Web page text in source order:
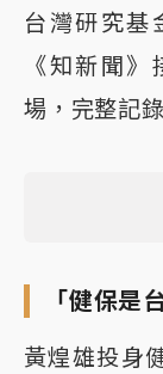
台灣研究基
《知新聞
場，完整記
「健保是
黃煌雄投身